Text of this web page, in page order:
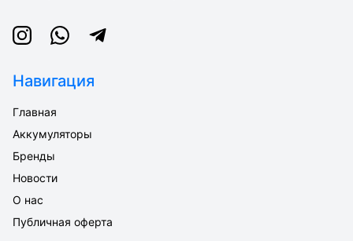
InstagramWhatsappTelegram
Навигация
Главная
Аккумуляторы
Бренды
Новости
О нас
Публичная оферта